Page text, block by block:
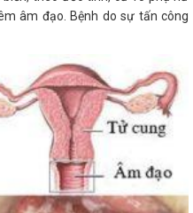
âm đạo. Bệnh do sự tấn công